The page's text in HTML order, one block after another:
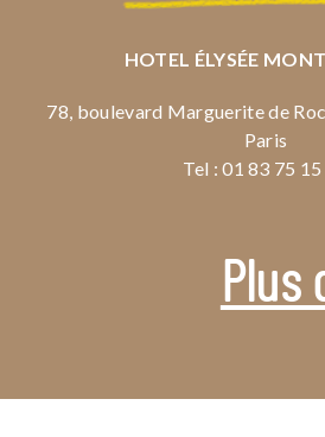
HOTEL ÉLYSÉE
78, boulevard Marguerite de
Paris
Tel : 01 83 75 15
Plus